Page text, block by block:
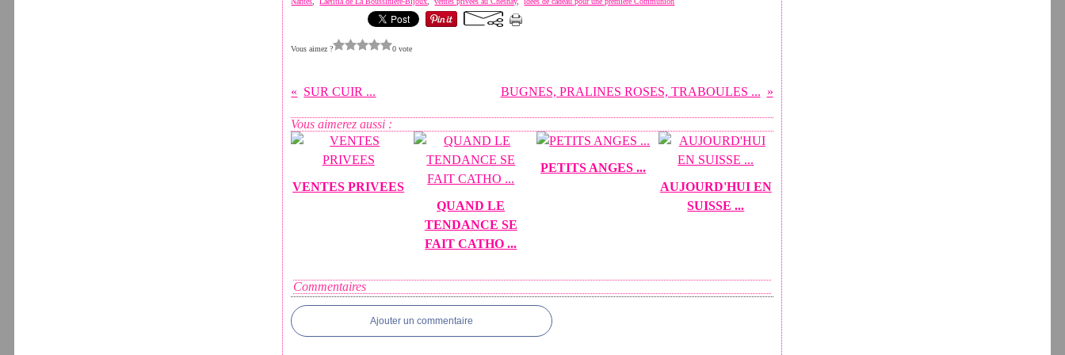
Vous aimez ? 0 vote
SUR CUIR ... BUGNES, PRALINES ROSES, TRABOULES ...
Vous aimerez aussi :
VENTES PRIVEES
QUAND LE
TENDANCE SE
FAIT CATHO ...
PETITS ANGES ...
AUJOURD'HUI EN
SUISSE ...
Commentaires
Ajouter un commentaire